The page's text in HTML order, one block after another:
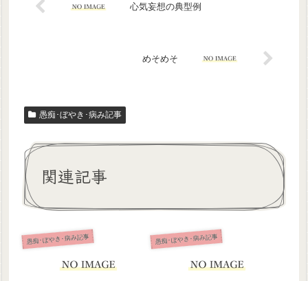
心気妄想の典型例
めそめそ
愚痴･ぼやき･病み記事
関連記事
愚痴･ぼやき･病み記事 愚痴･ぼやき･病み記事